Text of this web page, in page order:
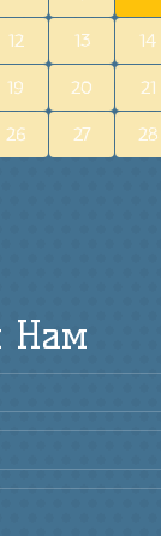
12 13 14
19 20 21
26 27 28
Нам